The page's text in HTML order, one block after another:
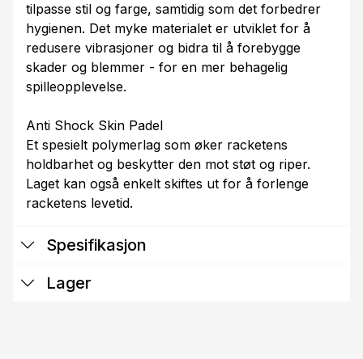
tilpasse stil og farge, samtidig som det forbedrer
hygienen. Det myke materialet er utviklet for å
redusere vibrasjoner og bidra til å forebygge
skader og blemmer - for en mer behagelig
spilleopplevelse.
Anti Shock Skin Padel
Et spesielt polymerlag som øker racketens
holdbarhet og beskytter den mot støt og riper.
Laget kan også enkelt skiftes ut for å forlenge
racketens levetid.
Spesifikasjon
Lager